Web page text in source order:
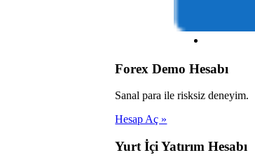
Forex Demo Hesabı
Sanal para ile risksiz deneyim.
Hesap Aç »
Yurt İçi Yatırım Hesabı